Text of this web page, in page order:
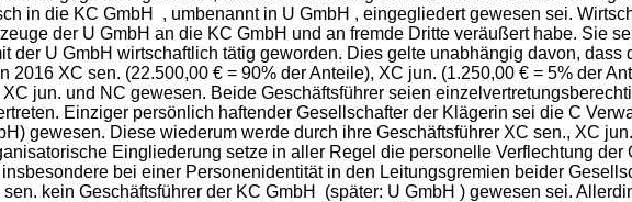
in die KC GmbH , umbenannt in U GmbH , eingegliedert gewesen sei.
der U GmbH an die KC GmbH und an fremde Dritte veräußert habe. Sie
der U GmbH wirtschaftlich tätig geworden. Dies gelte unabhängig davon,
2016 XC sen. (22.500,00 € = 90% der Anteile), XC jun. (1.250,00 € = 5% der
jun. und NC gewesen. Beide Geschäftsführer seien
Einziger persönlich haftender Gesellschafter der Klägerin sei die C
gewesen. Diese wiederum werde durch ihre Geschäftsführer XC sen., XC
Eingliederung setze in aller Regel die personelle Verflechtung der
bei einer Personenidentität in den Leitungsgremien beider
kein Geschäftsführer der KC GmbH (später: U GmbH ) gewesen sei.